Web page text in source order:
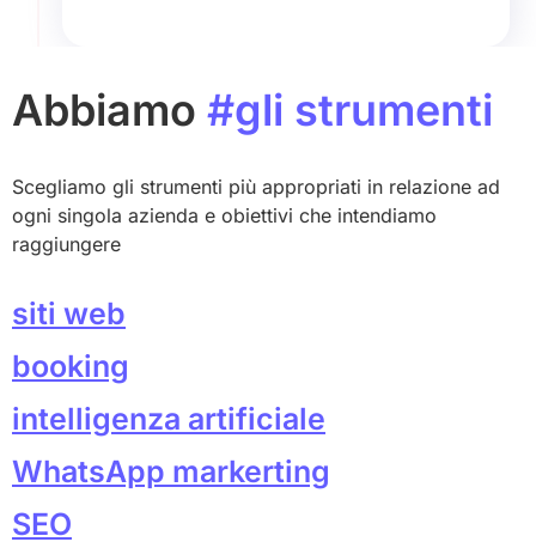
Abbiamo #gli strumenti
Scegliamo gli strumenti più appropriati in relazione ad
ogni singola azienda e obiettivi che intendiamo
raggiungere
siti web
booking
intelligenza artificiale
WhatsApp markerting
SEO